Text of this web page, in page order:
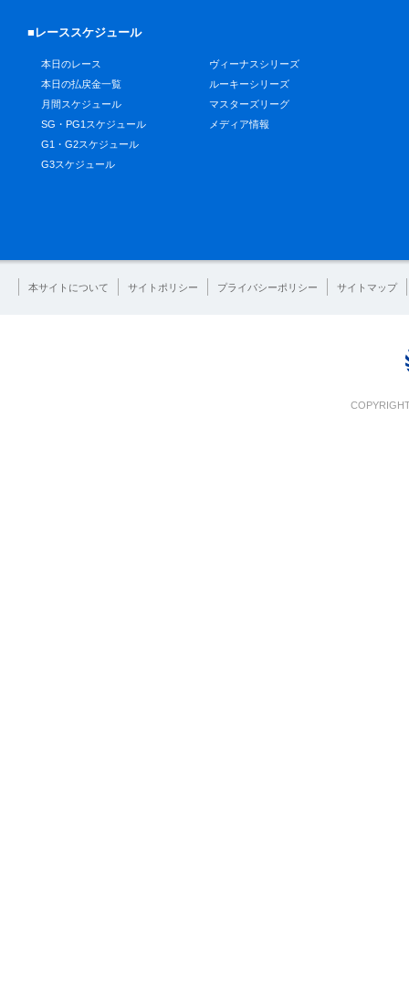
■レーススケジュール
本日のレース
本日の払戻金一覧
月間スケジュール
SG・PG1スケジュール
G1・G2スケジュール
G3スケジュール
ヴィーナスシリーズ
ルーキーシリーズ
マスターズリーグ
メディア情報
本サイトについて サイトポリシー プライバシーポリシー サイトマップ